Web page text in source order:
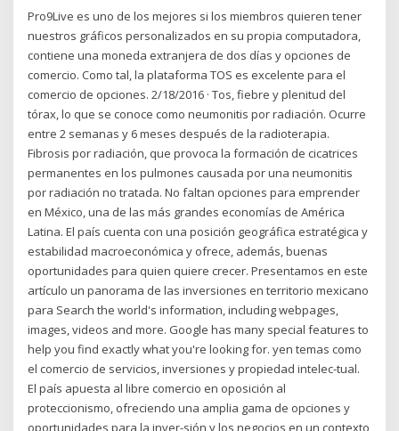
Pro9Live es uno de los mejores si los miembros quieren tener
nuestros gráficos personalizados en su propia computadora,
contiene una moneda extranjera de dos días y opciones de
comercio. Como tal, la plataforma TOS es excelente para el
comercio de opciones. 2/18/2016 · Tos, fiebre y plenitud del
tórax, lo que se conoce como neumonitis por radiación. Ocurre
entre 2 semanas y 6 meses después de la radioterapia.
Fibrosis por radiación, que provoca la formación de cicatrices
permanentes en los pulmones causada por una neumonitis
por radiación no tratada. No faltan opciones para emprender
en México, una de las más grandes economías de América
Latina. El país cuenta con una posición geográfica estratégica y
estabilidad macroeconómica y ofrece, además, buenas
oportunidades para quien quiere crecer. Presentamos en este
artículo un panorama de las inversiones en territorio mexicano
para Search the world's information, including webpages,
images, videos and more. Google has many special features to
help you find exactly what you're looking for. yen temas como
el comercio de servicios, inversiones y propiedad intelec-tual.
El país apuesta al libre comercio en oposición al
proteccionismo, ofreciendo una amplia gama de opciones y
oportunidades para la inver-sión y los negocios en un contexto